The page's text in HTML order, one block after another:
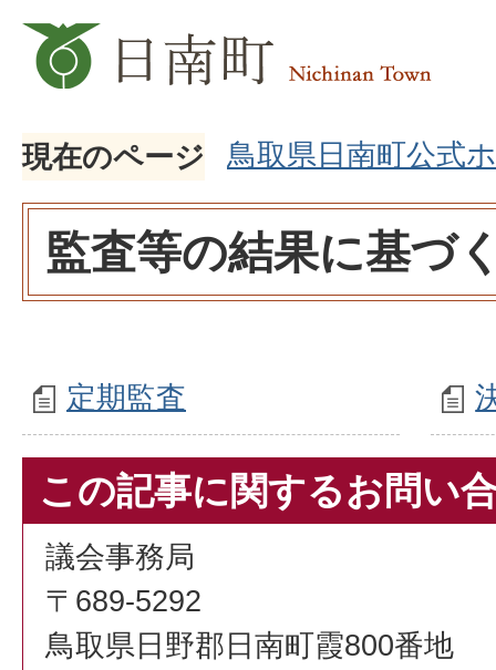
現在のページ 鳥取県日南町公式
監査等の結果に基づ
定期監査
この記事に関するお問い
議会事務局
〒689-5292
鳥取県日野郡日南町霞800番地